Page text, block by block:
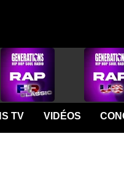
TV VIDÉOS